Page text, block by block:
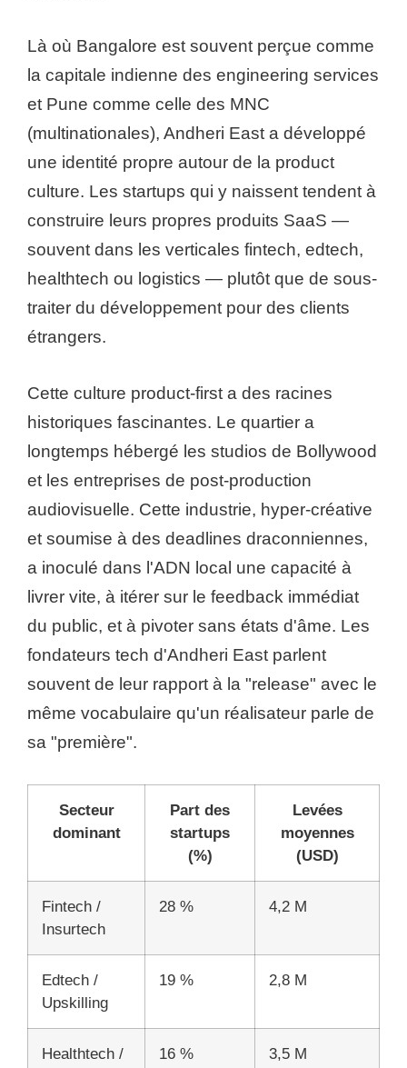
Là où Bangalore est souvent perçue comme
la capitale indienne des engineering services
et Pune comme celle des MNC
(multinationales), Andheri East a développé
une identité propre autour de la product
culture. Les startups qui y naissent tendent à
construire leurs propres produits SaaS —
souvent dans les verticales fintech, edtech,
healthtech ou logistics — plutôt que de sous-
traiter du développement pour des clients
étrangers.
Cette culture product-first a des racines
historiques fascinantes. Le quartier a
longtemps hébergé les studios de Bollywood
et les entreprises de post-production
audiovisuelle. Cette industrie, hyper-créative
et soumise à des deadlines draconniennes,
a inoculé dans l'ADN local une capacité à
livrer vite, à itérer sur le feedback immédiat
du public, et à pivoter sans états d'âme. Les
fondateurs tech d'Andheri East parlent
souvent de leur rapport à la "release" avec le
même vocabulaire qu'un réalisateur parle de
sa "première".
Secteur
dominant
Part des
startups
(%)
Levées
moyennes
(USD)
Fintech /
Insurtech
28 % 4,2 M
Edtech /
Upskilling
19 % 2,8 M
Healthtech /
16 % 3,5 M